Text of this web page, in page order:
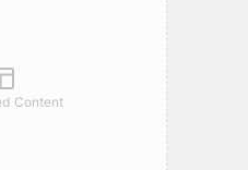
Content